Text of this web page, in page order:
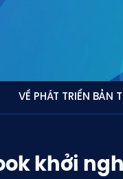
VỀ PHÁT TRIỂN BẢN
khởi